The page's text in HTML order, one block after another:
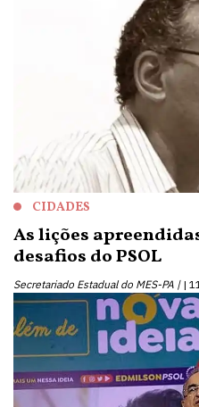
CIDADES
As lições
desafios do PSOL
Secretariado Estadual do MES-PA |